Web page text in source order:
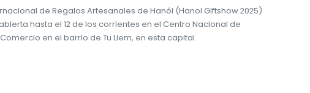
de Regalos Artesanales de Hanói (Hanoi Giftshow 2025)
hasta el 12 de los corrientes en el Centro Nacional de
en el barrio de Tu Liem, en esta capital.